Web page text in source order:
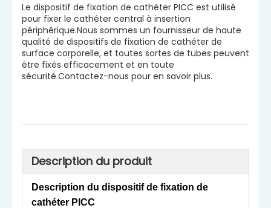
Le dispositif de fixation de cathéter PICC est utilisé
pour fixer le cathéter central à insertion
périphérique.Nous sommes un fournisseur de haute
qualité de dispositifs de fixation de cathéter de
surface corporelle, et toutes sortes de tubes peuvent
être fixés efficacement et en toute
sécurité.Contactez-nous pour en savoir plus.
Description du produit
Description du dispositif de fixation de
cathéter PICC